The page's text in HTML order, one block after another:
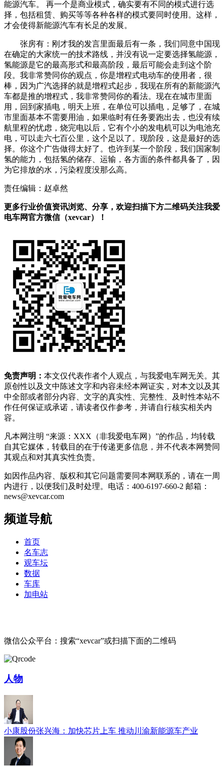
能源汽车。 再一个是商业模式，确实要有不同的模式进行选
择，包括租赁、购买等等各种各样的模式要同时使用。这样，
才会使得新能源汽车有长足的发展。
张房有：刚才我的发言里面最后有一条，我们同意中国现
在确定的大家统一的技术路线，并没有说一定要选择氢能源，
氢能源是它的最高形式和最高阶段，最后可能会走到这个阶
段。我非常赞同你的观点，你是增程式电动车的使用者，很
棒，因为广汽选择的就是增程式起步，我现在所有的新能源汽
车都是推的增程式，我非常赞同你的看法。现在在城市里面
用，回到家插电，明天上班，在单位可以插电，足够了，在城
市里面基本不需要用油，如果临时有任务要跑出去，也没有续
航里程的忧虑，烧完电以后，它有个小的发电机可以为电池充
电，可以走六七百公里，这个足以了。现阶段，这是最好的选
择。你这个广告做得太好了。也许到某一个阶段，我们国家制
氢的能力，包括氢的储存、运输，各方面的条件都具备了，因
为它排放的水，污染程度没那么高。
责任编辑：赵卓然
更多行业价值资讯浏览、分享，欢迎扫描下方二维码关注我爱
电车网官方微信（xevcar）！
免责声明： 本文仅代表作者个人观点，与我爱电车网无关。其
原创性以及文中陈述文字和内容未经本网证实，对本文以及其
中全部或者部分内容、文字的真实性、完整性、及时性本站不
作任何保证或承诺，请读者仅作参考，并请自行核实相关内
容。
凡本网注明 “来源：XXX（非我爱电车网）”的作品，均转载
自其它媒体，转载目的在于传递更多信息，并不代表本网赞同
其观点和对其真实性负责。
如因作品内容、版权和其它问题需要同本网联系的，请在一周
内进行，以便我们及时处理。电话：400-6197-660-2 邮箱：
news@xevcar.com
频道导航
首页
名车志
观车坛
数据
车库
加电站
微信公众平台：搜索“xevcar”或扫描下面的二维码
人物
小康股份张兴海：加快芯片上车 推动川渝新能源车产业